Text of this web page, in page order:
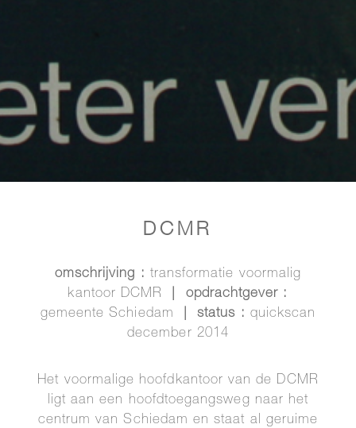
DCMR
omschrijving : transformatie voormalig
kantoor DCMR
| opdrachtgever :
gemeente Schiedam
| status : quickscan
december 2014
Het voormalige hoofdkantoor van de DCMR
ligt aan een hoofdtoegangsweg naar het
centrum van Schiedam en staat al geruime